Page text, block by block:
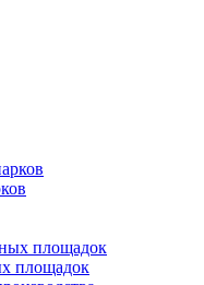
площадок